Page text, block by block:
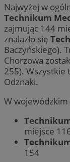
Najwyżej w
Technikum
zajmując 144
znalazło się
Baczyńskiego).
Chorzowa
255). Wszystkie
Odznaki.
W wojewódzkim
miejsce
154